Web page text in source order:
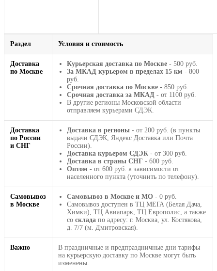
Раздел Условия и стоимость
Доставка
по Москве
Курьерская доставка по Москве - 500 руб.
За МКАД курьером в пределах 15 км - 800
руб.
Срочная доставка по Москве - 850 руб.
Срочная доставка за МКАД - от 1100 руб.
В другие регионы Московской области
отправляем курьерами СДЭК.
Доставка
по России
и СНГ
Доставка в регионы - от 200 руб. (в пункты
выдачи СДЭК, Яндекс Доставка или Почта
России).
Доставка курьером СДЭК - от 300 руб.
Доставка в страны СНГ - 600 руб.
Оптом - от 600 руб. в зависимости от
населенного пункта (уточнить по телефону).
Самовывоз
в Москве
Самовывоз в Москве и МО - 0 руб.
Самовывоз доступен в ТЦ МЕГА (Белая Дача,
Химки), ТЦ Авиапарк, ТЦ Европолис, а также
со склада по адресу: г. Москва, ул. Костякова,
д. 7/7 (м. Дмитровская).
Важно
В праздничные и предпраздничные дни тарифы
на курьерскую доставку по Москве могут быть
изменены.